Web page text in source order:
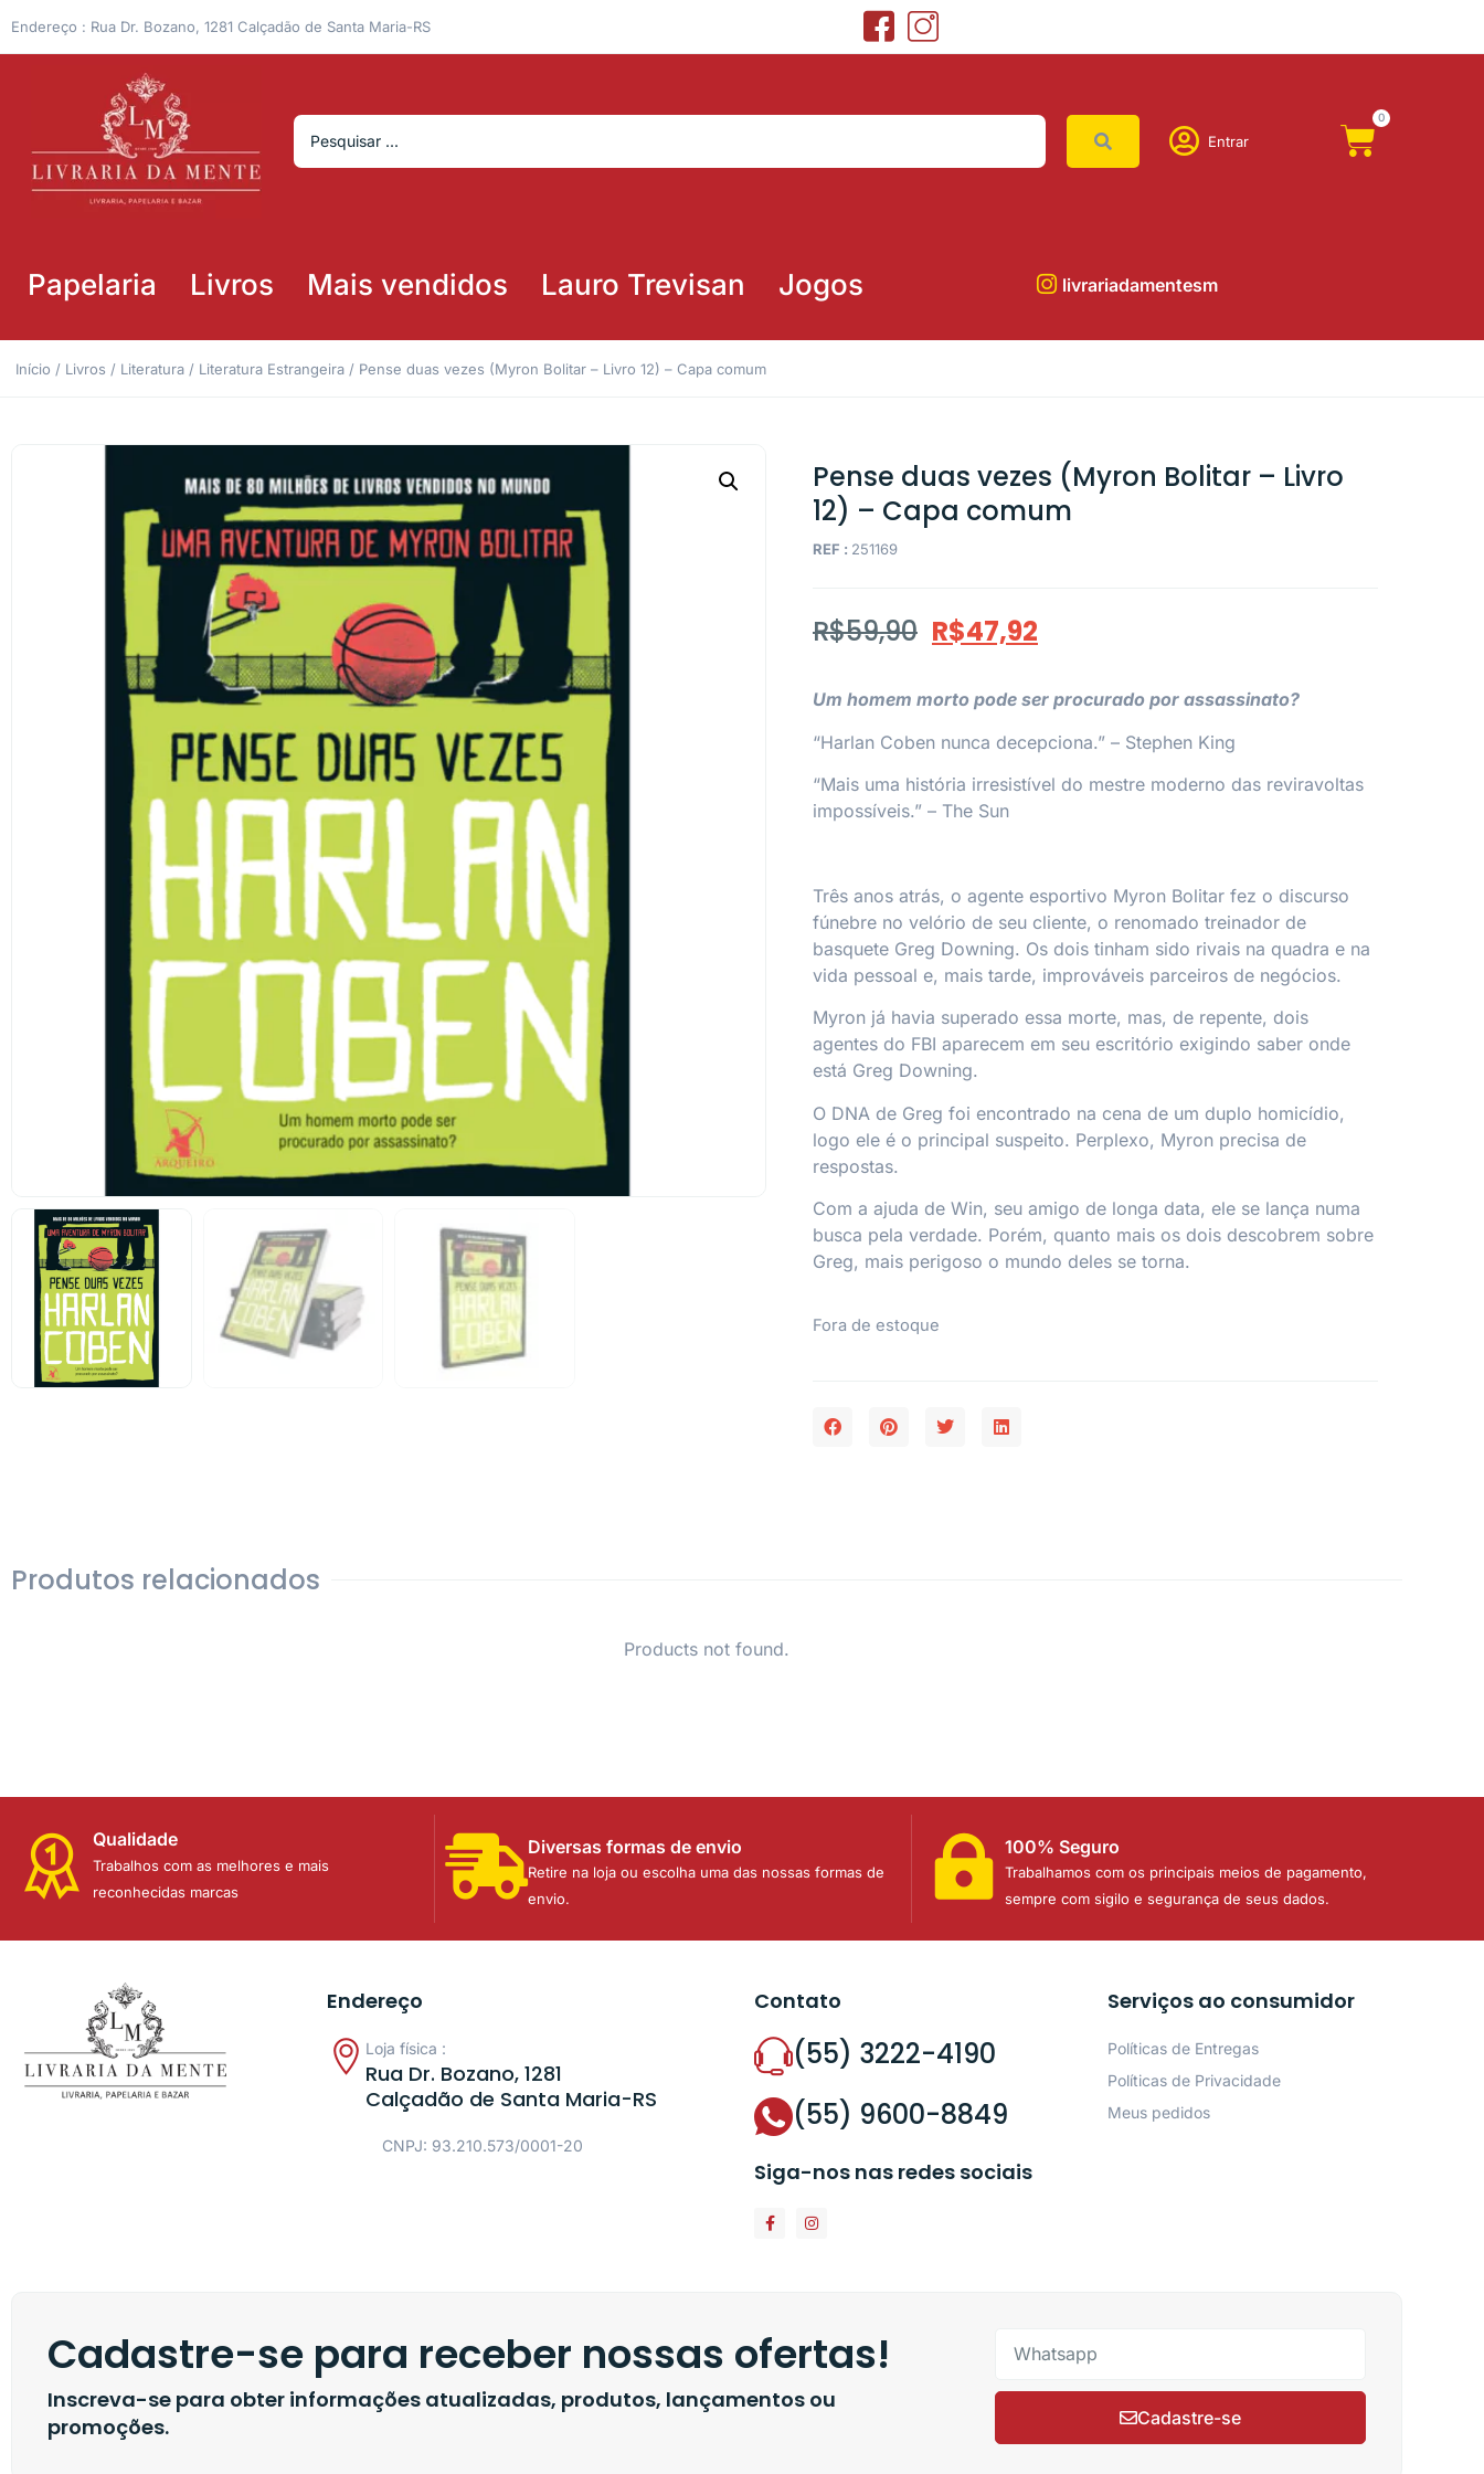
Endereço : Rua Dr. Bozano, 1281 Calçadão de Santa Maria-RS
Entrar
0
Papelaria Livros Mais vendidos Lauro Trevisan Jogos livrariadamentesm
Início / Livros / Literatura / Literatura Estrangeira / Pense duas vezes (Myron Bolitar – Livro 12) – Capa comum
Pense duas vezes (Myron Bolitar – Livro
12) – Capa comum
REF : 251169
R$59,90 R$47,92
Um homem morto pode ser procurado por assassinato?
“Harlan Coben nunca decepciona.” – Stephen King
“Mais uma história irresistível do mestre moderno das reviravoltas
impossíveis.” – The Sun
Três anos atrás, o agente esportivo Myron Bolitar fez o discurso
fúnebre no velório de seu cliente, o renomado treinador de
basquete Greg Downing. Os dois tinham sido rivais na quadra e na
vida pessoal e, mais tarde, improváveis parceiros de negócios.
Myron já havia superado essa morte, mas, de repente, dois
agentes do FBI aparecem em seu escritório exigindo saber onde
está Greg Downing.
O DNA de Greg foi encontrado na cena de um duplo homicídio,
logo ele é o principal suspeito. Perplexo, Myron precisa de
respostas.
Com a ajuda de Win, seu amigo de longa data, ele se lança numa
busca pela verdade. Porém, quanto mais os dois descobrem sobre
Greg, mais perigoso o mundo deles se torna.
Fora de estoque
Produtos relacionados
Products not found.
Qualidade
Trabalhos com as melhores e mais
reconhecidas marcas
Diversas formas de envio
Retire na loja ou escolha uma das nossas formas de
envio.
100% Seguro
Trabalhamos com os principais meios de pagamento,
sempre com sigilo e segurança de seus dados.
Endereço
Loja física :
Rua Dr. Bozano, 1281
Calçadão de Santa Maria-RS
CNPJ: 93.210.573/0001-20
Contato
(55) 3222-4190
(55) 9600-8849
Siga-nos nas redes sociais
Serviços ao consumidor
Políticas de Entregas
Políticas de Privacidade
Meus pedidos
Cadastre-se para receber nossas ofertas!
Inscreva-se para obter informações atualizadas, produtos, lançamentos ou
promoções.
Cadastre-se